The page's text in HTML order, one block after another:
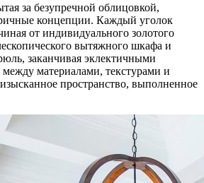
за безупречной облицовкой,
концепции. Каждый уголок
от индивидуального золотого
вытяжного шкафа и
заканчивая эклектичными
материалами, текстурами и
пространство, выполненное